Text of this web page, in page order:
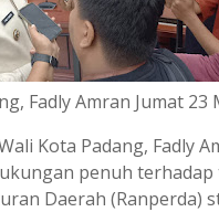
Fadly Amran Jumat 23
Kota Padang, Fadly
penuh terhadap
Daerah (Ranperda)